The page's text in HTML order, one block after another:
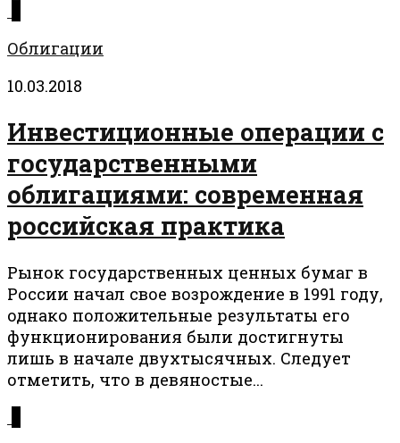
Облигации
10.03.2018
Инвестиционные операции с
государственными
облигациями: современная
российская практика
Рынок государственных ценных бумаг в
России начал свое возрождение в 1991 году,
однако положительные результаты его
функционирования были достигнуты
лишь в начале двухтысячных. Следует
отметить, что в девяностые...